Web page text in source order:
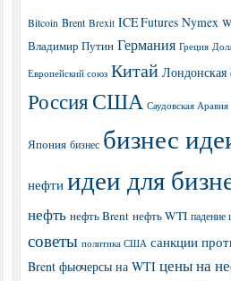
Bitcoin Brent Brexit ICE Futures Nymex
Владимир Путин Германия Греция
Европейский союз Китай
РоссияСША Саудовская Аравия
Япония бизнес бизнес
нефти идеи для
нефть нефть Brent нефть WTI падение
советы политика США санкции
Brent фьючерсы на WTI цены на